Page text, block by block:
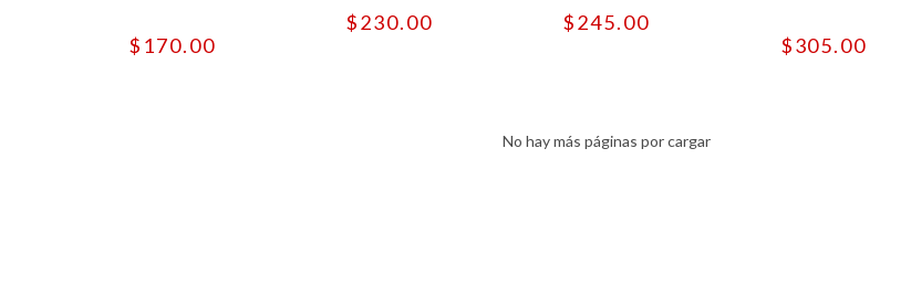
la
$ 170.00
elegir
en
$230.00
elegir
en
$245.00
la
$305.00
No hay más páginas por cargar